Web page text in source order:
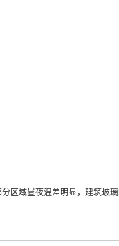
区域昼夜温差明显，建筑玻